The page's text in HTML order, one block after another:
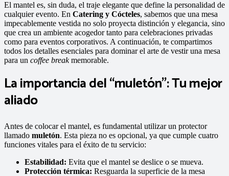
El mantel es, sin duda, el traje elegante que define la personalidad de
cualquier evento. En Catering y Cócteles, sabemos que una mesa
impecablemente vestida no solo proyecta distinción y elegancia, sino
que crea un ambiente acogedor tanto para celebraciones privadas
como para eventos corporativos. A continuación, te compartimos
todos los detalles esenciales para dominar el arte de vestir una mesa
para un coffee breakmemorable.
La importancia del “muletón”: Tu mejor
aliado
Antes de colocar el mantel, es fundamental utilizar un protector
llamado muletón. Esta pieza no es opcional, ya que cumple cuatro
funciones vitales para el éxito de tu servicio:
Estabilidad: Evita que el mantel se deslice o se mueva.
Protección térmica: Resguarda la superficie de la mesa